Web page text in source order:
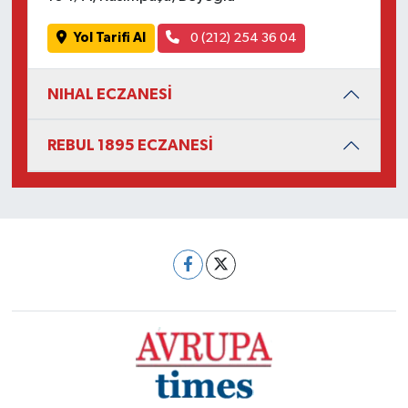
Yol Tarifi Al 0 (212) 254 36 04
NIHAL ECZANESİ
REBUL 1895 ECZANESİ